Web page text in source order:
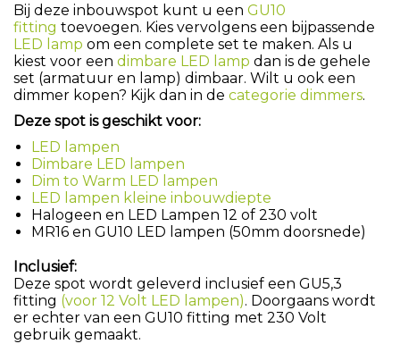
Bij deze inbouwspot kunt u een GU10
fitting toevoegen. Kies vervolgens een bijpassende
LED lamp om een complete set te maken. Als u
kiest voor een dimbare LED lamp dan is de gehele
set (armatuur en lamp) dimbaar. Wilt u ook een
dimmer kopen? Kijk dan in de categorie dimmers.
Deze spot is geschikt voor:
LED lampen
Dimbare LED lampen
Dim to Warm LED lampen
LED lampen kleine inbouwdiepte
Halogeen en LED Lampen 12 of 230 volt
MR16 en GU10 LED lampen (50mm doorsnede)
Inclusief:
Deze spot wordt geleverd inclusief een GU5,3
fitting (voor 12 Volt LED lampen). Doorgaans wordt
er echter van een GU10 fitting met 230 Volt
gebruik gemaakt.